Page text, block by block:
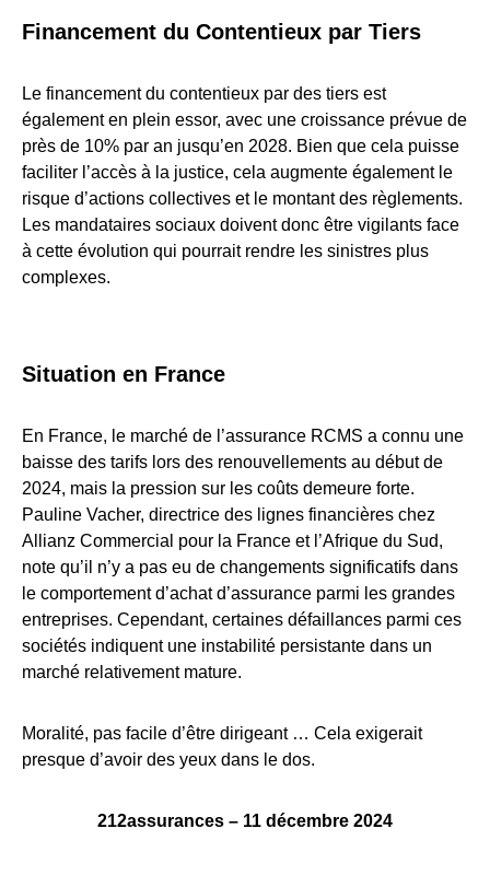
Financement du Contentieux par Tiers
Le financement du contentieux par des tiers est
également en plein essor, avec une croissance prévue de
près de 10% par an jusqu’en 2028. Bien que cela puisse
faciliter l’accès à la justice, cela augmente également le
risque d’actions collectives et le montant des règlements.
Les mandataires sociaux doivent donc être vigilants face
à cette évolution qui pourrait rendre les sinistres plus
complexes.
Situation en France
En France, le marché de l’assurance RCMS a connu une
baisse des tarifs lors des renouvellements au début de
2024, mais la pression sur les coûts demeure forte.
Pauline Vacher, directrice des lignes financières chez
Allianz Commercial pour la France et l’Afrique du Sud,
note qu’il n’y a pas eu de changements significatifs dans
le comportement d’achat d’assurance parmi les grandes
entreprises. Cependant, certaines défaillances parmi ces
sociétés indiquent une instabilité persistante dans un
marché relativement mature.
Moralité, pas facile d’être dirigeant … Cela exigerait
presque d’avoir des yeux dans le dos.
212assurances – 11 décembre 2024